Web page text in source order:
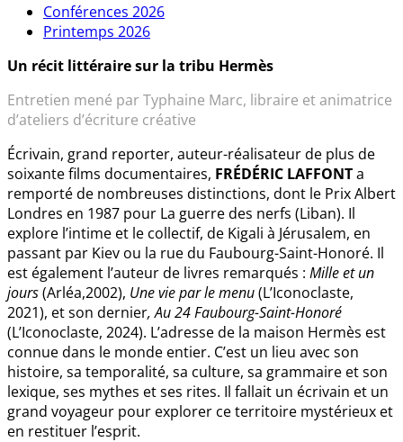
Conférences 2026
Printemps 2026
Un récit littéraire sur la tribu Hermès
Entretien mené par Typhaine Marc, libraire et animatrice
d’ateliers d’écriture créative
Écrivain, grand reporter, auteur-réalisateur de plus de
soixante films documentaires, FRÉDÉRIC LAFFONTa
remporté de nombreuses distinctions, dont le Prix Albert
Londres en 1987 pour La guerre des nerfs (Liban). Il
explore l’intime et le collectif, de Kigali à Jérusalem, en
passant par Kiev ou la rue du Faubourg-Saint-Honoré. Il
est également l’auteur de livres remarqués : Mille et un
jours(Arléa,2002), Une vie par le menu(L’Iconoclaste,
2021), et son dernier, Au 24 Faubourg-Saint-Honoré
(L’Iconoclaste, 2024). L’adresse de la maison Hermès est
connue dans le monde entier. C’est un lieu avec son
histoire, sa temporalité, sa culture, sa grammaire et son
lexique, ses mythes et ses rites. Il fallait un écrivain et un
grand voyageur pour explorer ce territoire mystérieux et
en restituer l’esprit.